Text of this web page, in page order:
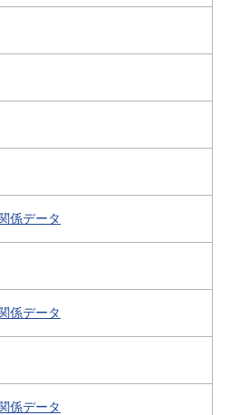
係データ
係データ
係データ